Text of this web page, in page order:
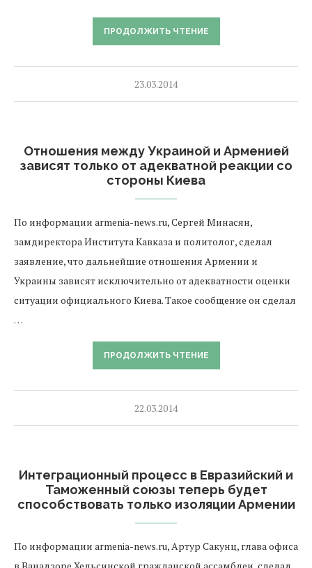
ПРОДОЛЖИТЬ ЧТЕНИЕ
23.03.2014
Отношения между Украиной и Арменией
зависят только от адекватной реакции со
стороны Киева
По информации armenia-news.ru, Сергей Минасян,
замдиректора Института Кавказа и политолог, сделал
заявление, что дальнейшие отношения Армении и
Украины зависят исключительно от адекватности оценки
ситуации официального Киева. Такое сообщение он сделал
…
ПРОДОЛЖИТЬ ЧТЕНИЕ
22.03.2014
Интеграционный процесс в Евразийский и
Таможенный союзы теперь будет
способствовать только изоляции Армении
По информации armenia-news.ru, Артур Сакунц, глава офиса